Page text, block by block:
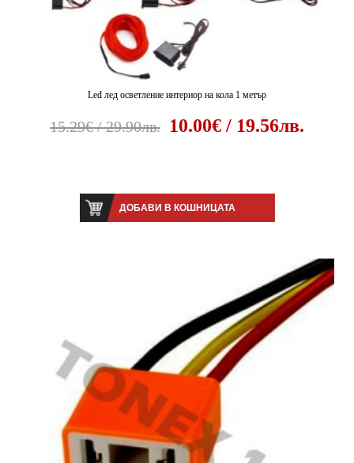
Led лед осветление интериор на кола 1 метър
15.29€ / 29.90лв. 10.00€ / 19.56лв.
ДОБАВИ В КОШНИЦАТА